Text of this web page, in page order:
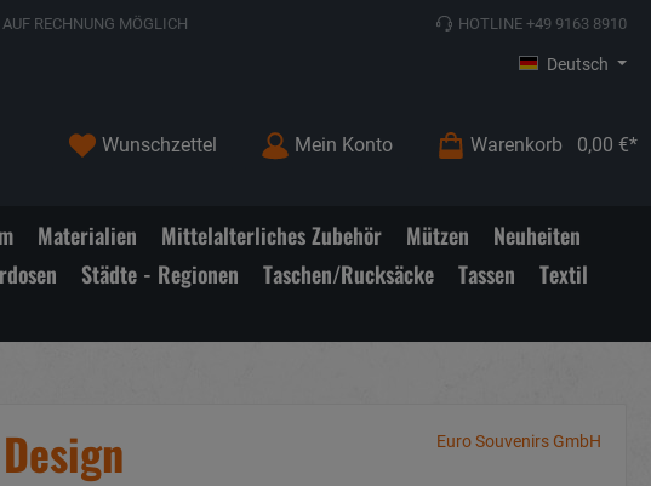
AUF RECHNUNG MÖGLICH HOTLINE +49 9163 8910
Deutsch
Wunschzettel Mein Konto Warenkorb 0,00 €*
Materialien Mittelalterliches Zubehör Mützen
Neuheiten
Städte - Regionen Taschen/Rucksäcke Tassen
Textil
Euro Souvenirs GmbH